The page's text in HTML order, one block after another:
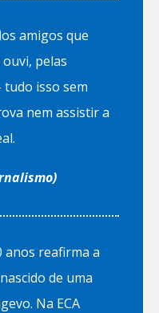
amigos que
pelas
isso sem
nem assistir a
anos reafirma a
de uma
Na ECA